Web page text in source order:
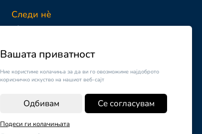
Вашата приватност
Ние користиме колачиња за да ви го овозможиме најдоброто
корисничко искуство на нашиот веб-сајт
Одбивам Се согласувам
Подеси ги колачињата
Следи нè
Facebook